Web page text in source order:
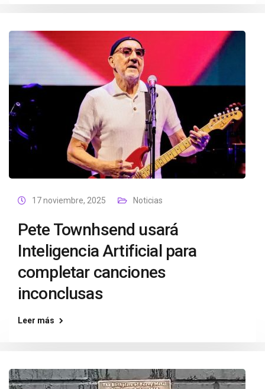
17 noviembre, 2025 Noticias
Pete Townhsend usará
Inteligencia Artificial para
completar canciones
inconclusas
Leer más